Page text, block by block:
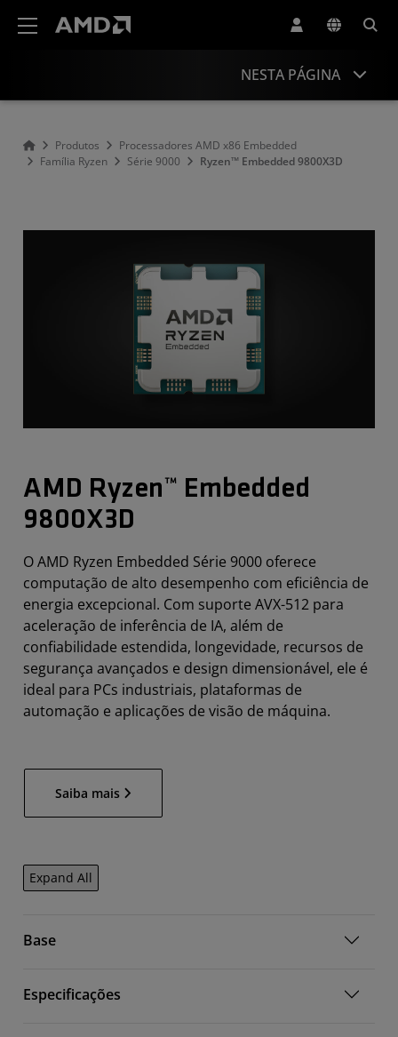
NESTA PÁGINA
Especificações
Produtos
Processadores AMD x86 Embedded
Família Ryzen
Série 9000 Ryzen™ Embedded 9800X3D
AMD Ryzen™ Embedded
9800X3D
O AMD Ryzen Embedded Série 9000 oferece
computação de alto desempenho com eficiência de
energia excepcional. Com suporte AVX-512 para
aceleração de inferência de IA, além de
confiabilidade estendida, longevidade, recursos de
segurança avançados e design dimensionável, ele é
ideal para PCs industriais, plataformas de
automação e aplicações de visão de máquina.
Saiba mais
Expand All
Base
Especificações